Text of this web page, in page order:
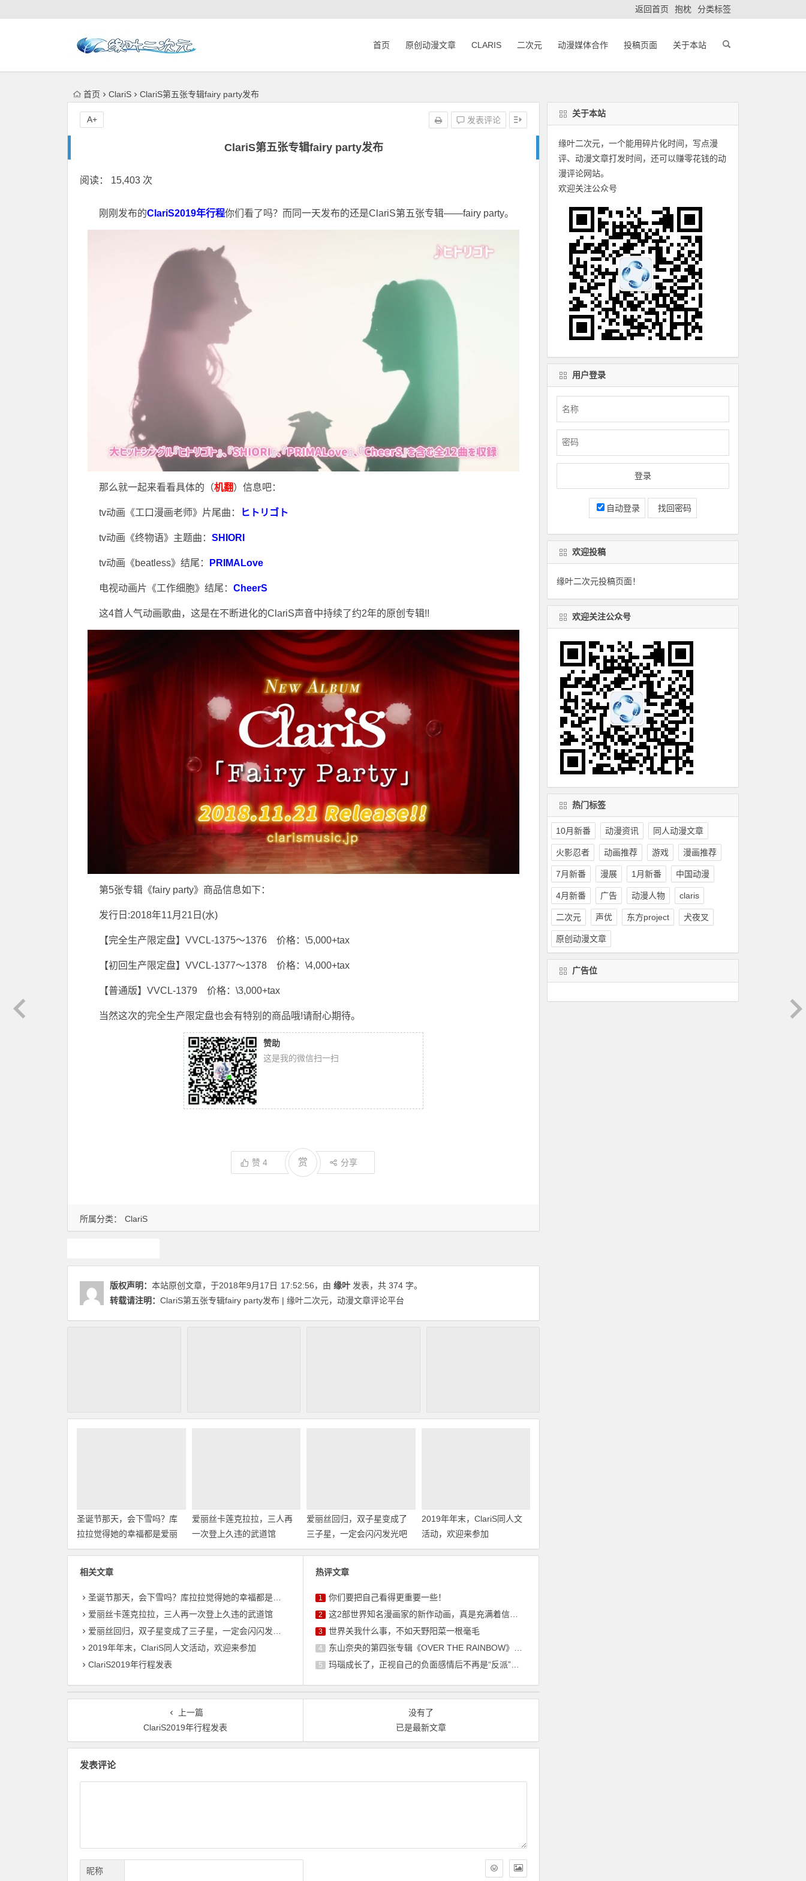
返回首页 抱枕 分类标签
首页 原创动漫文章 CLARIS 二次元 动漫媒体合作 投稿页面 关于本站
首页 ClariS ClariS第五张专辑fairy party发布
ClariS第五张专辑fairy party发布
发表评论
A+
所属分类： ClariS
阅读： 15,403 次
刚刚发布的ClariS2019年行程你们看了吗？而同一天发布的还是ClariS第五张专辑——fairy party。
那么就一起来看看具体的（机翻）信息吧：
tv动画《工口漫画老师》片尾曲： ヒトリゴト
tv动画《终物语》主题曲： SHIORI
tv动画《beatless》结尾： PRIMALove
电视动画片《工作细胞》结尾： CheerS
这4首人气动画歌曲，这是在不断进化的ClariS声音中持续了约2年的原创专辑!!
第5张专辑《fairy party》商品信息如下：
发行日:2018年11月21日(水)
【完全生产限定盘】VVCL-1375～1376 价格：\5,000+tax
【初回生产限定盘】VVCL-1377～1378 价格：\4,000+tax
【普通版】VVCL-1379 价格：\3,000+tax
当然这次的完全生产限定盘也会有特别的商品哦!请耐心期待。
赞助
这是我的微信扫一扫
赞 4 赏 分享
版权声明： 本站原创文章，于2018年9月17日 17:52:56，由 缘叶 发表，共 374 字。
转载请注明： ClariS第五张专辑fairy party发布 | 缘叶二次元，动漫文章评论平台
圣诞节那天，会下雪吗？库
拉拉觉得她的幸福都是爱丽
丝和卡莲带来的
爱丽丝卡莲克拉拉，三人再
一次登上久违的武道馆
爱丽丝回归，双子星变成了
三子星，一定会闪闪发光吧
2019年年末，ClariS同人文
活动，欢迎来参加
相关文章
圣诞节那天，会下雪吗？库拉拉觉得她的幸福都是爱丽丝和卡莲带来的
爱丽丝卡莲克拉拉，三人再一次登上久违的武道馆
爱丽丝回归，双子星变成了三子星，一定会闪闪发光吧
2019年年末，ClariS同人文活动，欢迎来参加
ClariS2019年行程发表
热评文章
1 你们要把自己看得更重要一些！
2 这2部世界知名漫画家的新作动画，真是充满着信任感呢
3 世界关我什么事，不如天野阳菜一根毫毛
4 东山奈央的第四张专辑《OVER THE RAINBOW》将于10月7日发售
5 玛瑙成长了，正视自己的负面感情后不再是“反派”角色了
上一篇
ClariS2019年行程发表
没有了
已是最新文章
发表评论
昵称
关于本站
缘叶二次元，一个能用碎片化时间，写点漫
评、动漫文章打发时间，还可以赚零花钱的动
漫评论网站。
欢迎关注公众号
用户登录
自动登录 找回密码
欢迎投稿
缘叶二次元投稿页面！
欢迎关注公众号
热门标签
10月新番 动漫资讯 同人动漫文章
火影忍者 动画推荐 游戏 漫画推荐
7月新番 漫展 1月新番 中国动漫
4月新番 广告 动漫人物 claris
二次元 声优 东方project 犬夜叉
原创动漫文章
广告位